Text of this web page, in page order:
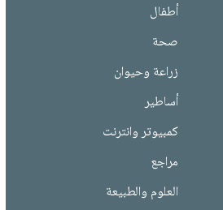
أطفال
صحة
زراعة وحيوان
أساطير
كمبيوتر وانترنت
مراجع
العلوم والطبيعة